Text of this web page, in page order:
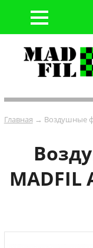
Главная → Воздушные
MADFIL